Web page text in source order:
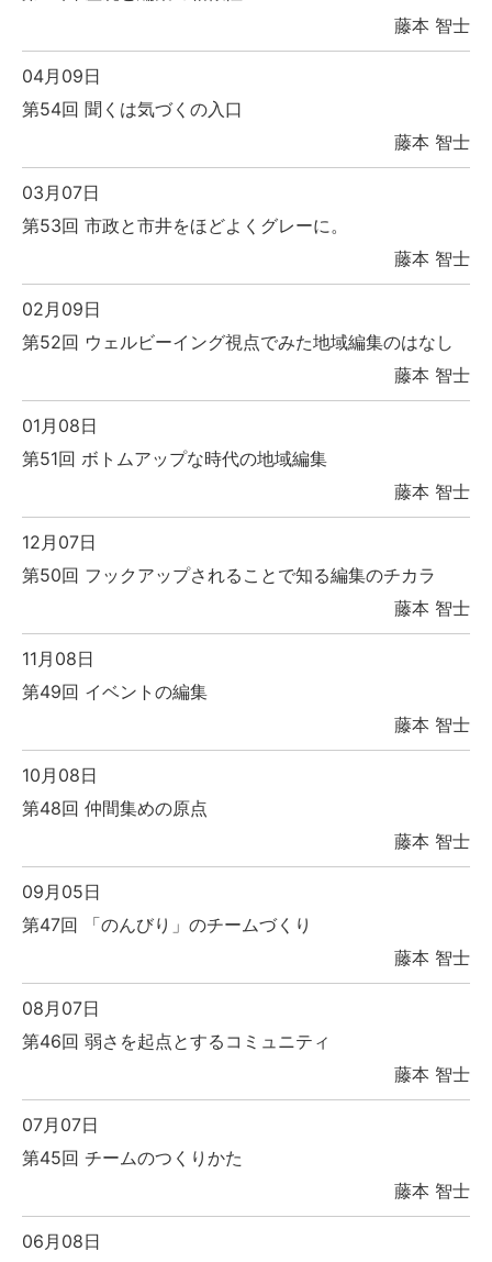
藤本 智士
04月09日
第54回 聞くは気づくの入口
藤本 智士
03月07日
第53回 市政と市井をほどよくグレーに。
藤本 智士
02月09日
第52回 ウェルビーイング視点でみた地域編集のはなし
藤本 智士
01月08日
第51回 ボトムアップな時代の地域編集
藤本 智士
12月07日
第50回 フックアップされることで知る編集のチカラ
藤本 智士
11月08日
第49回 イベントの編集
藤本 智士
10月08日
第48回 仲間集めの原点
藤本 智士
09月05日
第47回 「のんびり」のチームづくり
藤本 智士
08月07日
第46回 弱さを起点とするコミュニティ
藤本 智士
07月07日
第45回 チームのつくりかた
藤本 智士
06月08日